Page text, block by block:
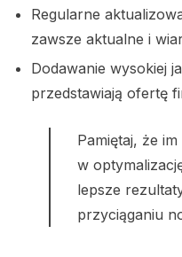
Regularne
zawsze aktualne i
Dodawanie wysokiej
przedstawiają ofertę
Pamiętaj, że im
w
lepsze
przyciąganiu